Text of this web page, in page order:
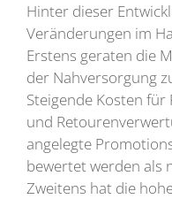
Hinter dieser
Veränderungen im
Erstens geraten die
der Nahversorgung
Steigende Kosten für
und
angelegte
bewertet werden als
Zweitens hat die